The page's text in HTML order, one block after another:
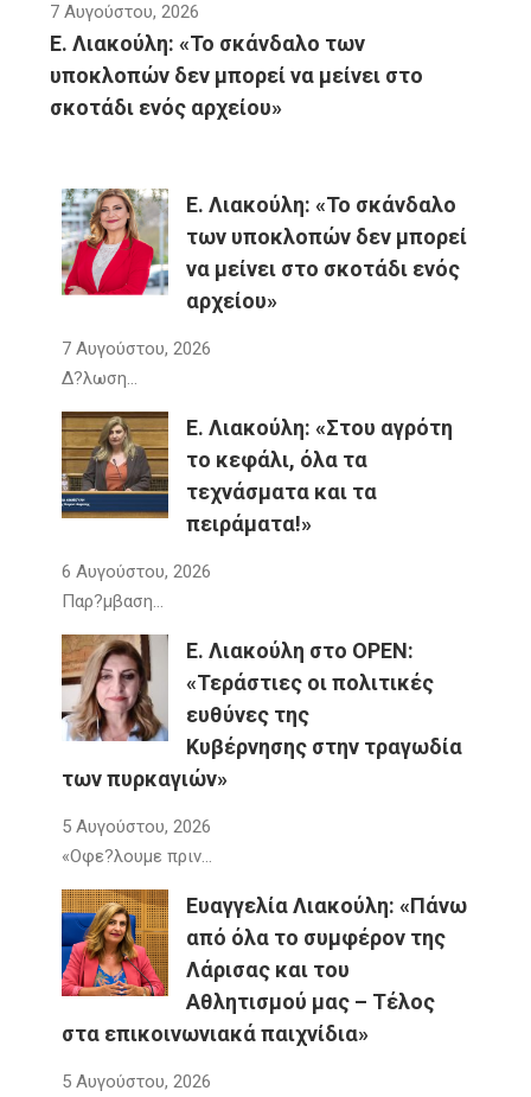
7 Αυγούστου, 2026
Ε. Λιακούλη: «Το σκάνδαλο των
υποκλοπών δεν μπορεί να μείνει στο
σκοτάδι ενός αρχείου»
Ε. Λιακούλη: «Το σκάνδαλο
των υποκλοπών δεν μπορεί
να μείνει στο σκοτάδι ενός
αρχείου»
7 Αυγούστου, 2026
Δ?λωση…
E. Λιακούλη: «Στου αγρότη
το κεφάλι, όλα τα
τεχνάσματα και τα
πειράματα!»
6 Αυγούστου, 2026
Παρ?μβαση…
Ε. Λιακούλη στο OPEN:
«Τεράστιες οι πολιτικές
ευθύνες της
Κυβέρνησης στην τραγωδία
των πυρκαγιών»
5 Αυγούστου, 2026
«Οφε?λουμε πριν…
Ευαγγελία Λιακούλη: «Πάνω
από όλα το συμφέρον της
Λάρισας και του
Αθλητισμού μας – Τέλος
στα επικοινωνιακά παιχνίδια»
5 Αυγούστου, 2026